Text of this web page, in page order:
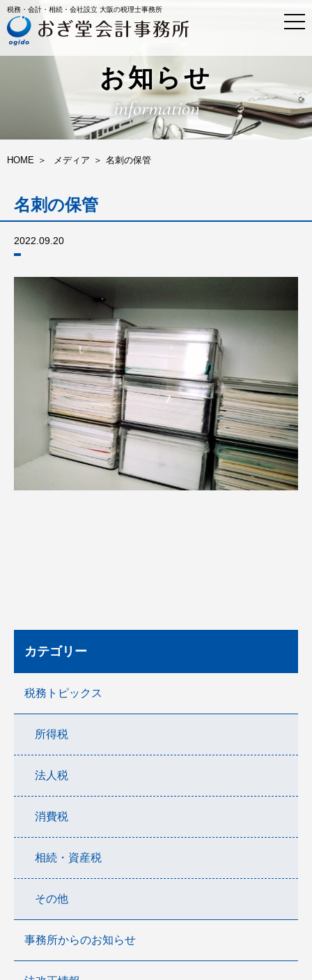
税務・会計・相続・会社設立 大阪の税理士事務所
t
o
g
n
a
v
i
お知らせ
information
HOME メディア 名刺の保管
名刺の保管
2022.09.20
カテゴリー
税務トピックス
所得税
法人税
消費税
相続・資産税
その他
事務所からのお知らせ